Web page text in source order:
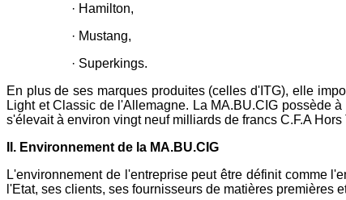
· Hamilton,
· Mustang,
· Superkings.
En plus de ses marques produites (celles d'ITG), elle
Light et Classic de l'Allemagne. La MA.BU.CIG possède
s'élevait à environ vingt neuf milliards de francs C.F.A
II. Environnement de la MA.BU.CIG
L'environnement de l'entreprise peut être définit comme
l'Etat, ses clients, ses fournisseurs de matières premières